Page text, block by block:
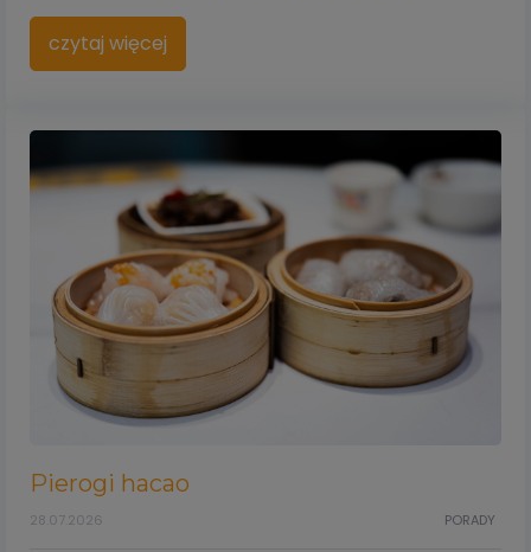
czytaj więcej
Pierogi hacao
PORADY
28.07.2026